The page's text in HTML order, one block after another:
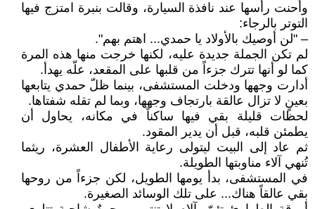
وأحنت رأسها عند نافذة السيارة، وقالت بنبرة امتزج فيها
التوتر بالرجاء:
– "لن أوصيك بالأولاد يا حمدي... اهتم بهم".
لم تكن الجملة جديدة عليه، لكنها خرجت منها هذه المرة
كما لو أنها تترك جزءاً من قلبها على المقعد، علّه يهدأ.
أدارت وجهها ودخلت المستشفى، بينما ظلّ حمدي يتابعها
بعينٍ لا تزال عالقة بارتجاف وجهها، وبما لم تقله شفتاها.
لحظات قليلة بقي فيها ساكناً في مكانه، يحاول أن
يطمئن قلبه، قبل أن يدير المقود.
ثم عاد إلى البيت ليتولى رعاية الأطفال العشرة، ريثما
تُنهي آلاء مناوبتها الطويلة.
في المستشفى، بدأ يومها الطويل، لكن جزءاً من روحها
بقي عالقاً هناك... على تلك الوسائد الصغيرة.